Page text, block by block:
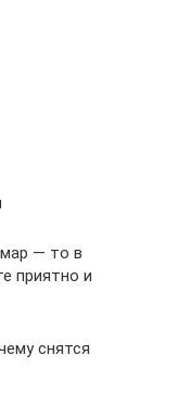
— то в
приятно и
снятся